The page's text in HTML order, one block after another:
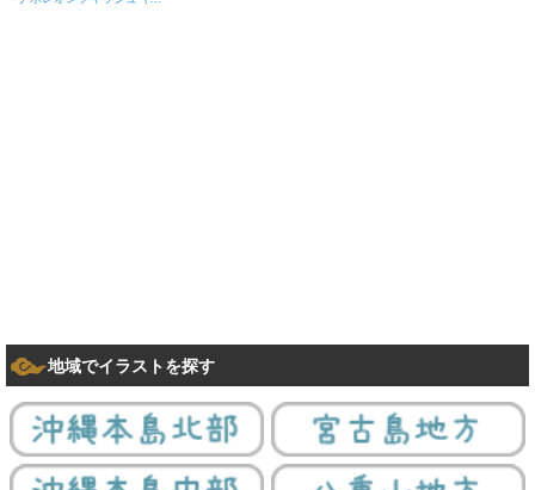
地域でイラストを探す